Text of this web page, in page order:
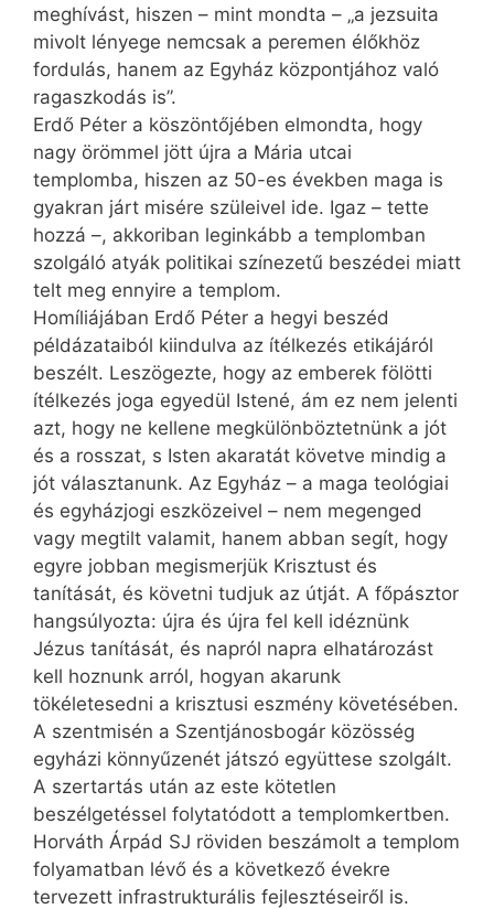
meghívást, hiszen – mint mondta – „a jezsuita
mivolt lényege nemcsak a peremen élőkhöz
fordulás, hanem az Egyház központjához való
ragaszkodás is”.
Erdő Péter a köszöntőjében elmondta, hogy
nagy örömmel jött újra a Mária utcai
templomba, hiszen az 50-es években maga is
gyakran járt misére szüleivel ide. Igaz – tette
hozzá –, akkoriban leginkább a templomban
szolgáló atyák politikai színezetű beszédei miatt
telt meg ennyire a templom.
Homíliájában Erdő Péter a hegyi beszéd
példázataiból kiindulva az ítélkezés etikájáról
beszélt. Leszögezte, hogy az emberek fölötti
ítélkezés joga egyedül Istené, ám ez nem jelenti
azt, hogy ne kellene megkülönböztetnünk a jót
és a rosszat, s Isten akaratát követve mindig a
jót választanunk. Az Egyház – a maga teológiai
és egyházjogi eszközeivel – nem megenged
vagy megtilt valamit, hanem abban segít, hogy
egyre jobban megismerjük Krisztust és
tanítását, és követni tudjuk az útját. A főpásztor
hangsúlyozta: újra és újra fel kell idéznünk
Jézus tanítását, és napról napra elhatározást
kell hoznunk arról, hogyan akarunk
tökéletesedni a krisztusi eszmény követésében.
A szentmisén a Szentjánosbogár közösség
egyházi könnyűzenét játszó együttese szolgált.
A szertartás után az este kötetlen
beszélgetéssel folytatódott a templomkertben.
Horváth Árpád SJ röviden beszámolt a templom
folyamatban lévő és a következő évekre
tervezett infrastrukturális fejlesztéseiről is.